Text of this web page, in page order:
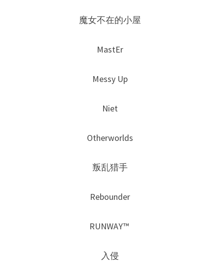
魔女不在的小屋
MastEr
Messy Up
Niet
Otherworlds
叛乱猎手
Rebounder
RUNWAY™
入侵